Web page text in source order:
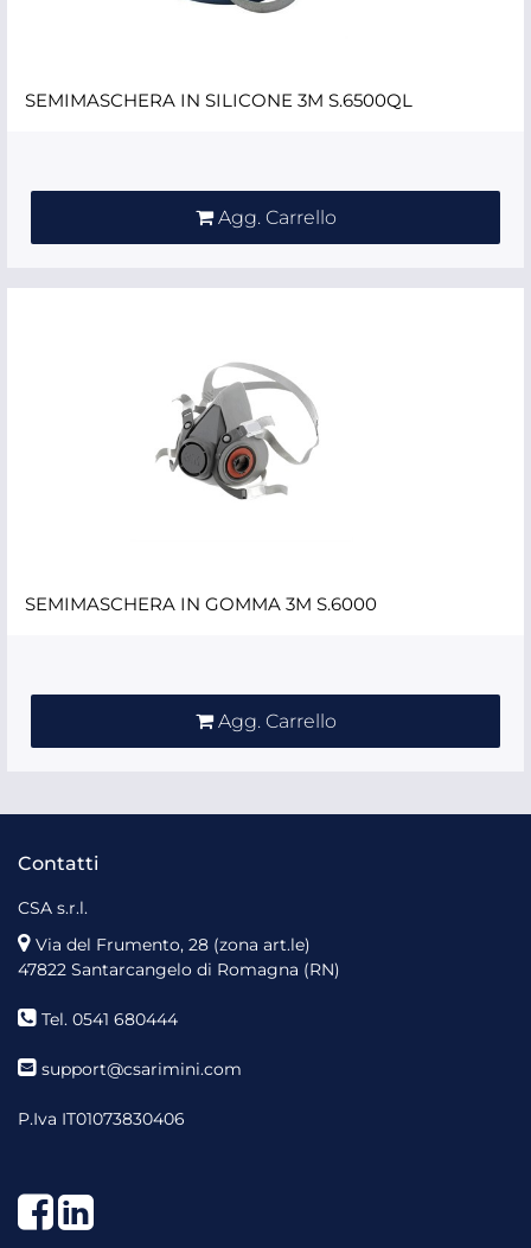
SEMIMASCHERA IN SILICONE 3M S.6500QL
Agg. Carrello
SEMIMASCHERA IN GOMMA 3M S.6000
Agg. Carrello
Contatti
CSA s.r.l.
Via del Frumento, 28 (zona art.le)
47822 Santarcangelo di Romagna (RN)
Tel. 0541 680444
support@csarimini.com
P.Iva IT01073830406
Facebook
LinkedIn